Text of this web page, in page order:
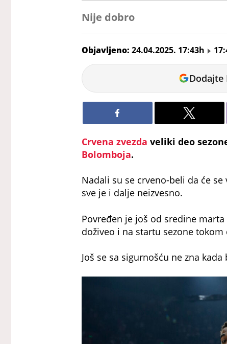
Nije dobro
Objavljeno: 24.04.2025. 17:43h
Jelena
Bjeljić
Dodajte
Crvena zvezda veliki deo
Bolomboja.
Nadali su se crveno-beli da će
sve je i dalje neizvesno.
Povređen je još od sredine marta
doživeo i na startu sezone tokom
Još se sa sigurnošću ne zna